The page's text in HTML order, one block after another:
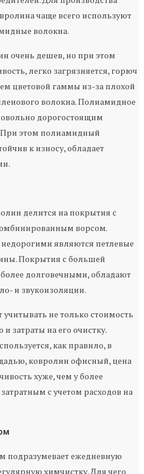
чаще всего используют
волокна.
очень дешев, но при этом
легко загрязняется, горюч
цветовой гаммы из-за плохой
волокна. Полиамидное
дорогостоящим
При этом полиамидный
к износу, обладает
делится на покрытия с
ворсом.
являются петлевые
Покрытия с большей
долговечными, обладают
и звукоизоляции.
не только стоимость
затраты на его очистку.
как правило, в
ковролин офисный, цена
хуже, чем у более
с учетом расходов на
подразумевает ежедневную
химчистку. Для чего